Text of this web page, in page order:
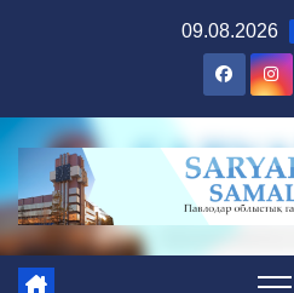
09.08.2026